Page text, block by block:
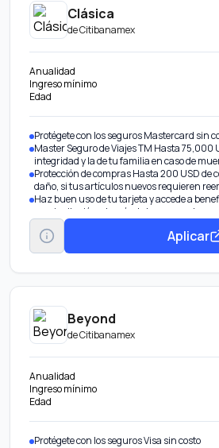
Clásica
deCitibanamex
Anualidad
Ingreso mínimo
Edad
Protégete con los seguros Mastercard sin
Master Seguro de Viajes TM Hasta 75,000
integridad y la de tu familia en caso de
Protección de compras Hasta 200 USD de
daño, si tus artículos nuevos requieren
Haz buen uso de tu tarjeta y accede a
una invitación a través de la app o en tu
Disponible Banamex Convierte parte de tu
con tasa preferencial. Beneficio por
Pagos Fijos Banamex® Parcializa tus
preferencial.
Aumenta tu línea de crédito Obtén más en
Aplicar
Beyond
deCitibanamex
Anualidad
Ingreso mínimo
Edad
Protégete con los seguros Visa sin costo